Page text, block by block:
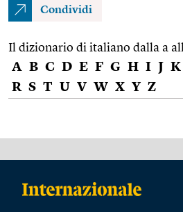
Condividi
Il dizionario di italiano dalla a
A B C D E F G H I J K
R S T U V W X Y Z